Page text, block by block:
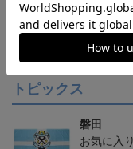
【S～4XL】2026/27ユニ
フォーム オーセンティッ
クモデル:FP1st
21,450円～25,950円
トピックス
磐田
お気に入